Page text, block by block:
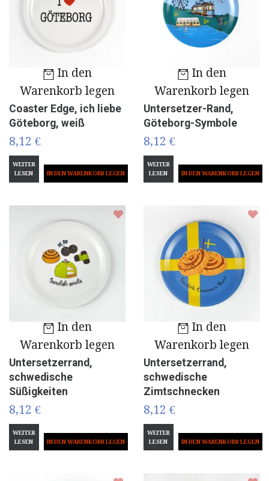
In den
Warenkorb legen
Coaster Edge, ich liebe
Göteborg, weiß
8,12 €
WEITER
LESEN
In den
Warenkorb legen
Untersetzer-Rand,
Göteborg-Symbole
8,12 €
WEITER
LESEN
In den
Warenkorb legen
Untersetzerrand,
schwedische
Süßigkeiten
8,12 €
WEITER
LESEN
In den
Warenkorb legen
Untersetzerrand,
schwedische
Zimtschnecken
8,12 €
WEITER
LESEN